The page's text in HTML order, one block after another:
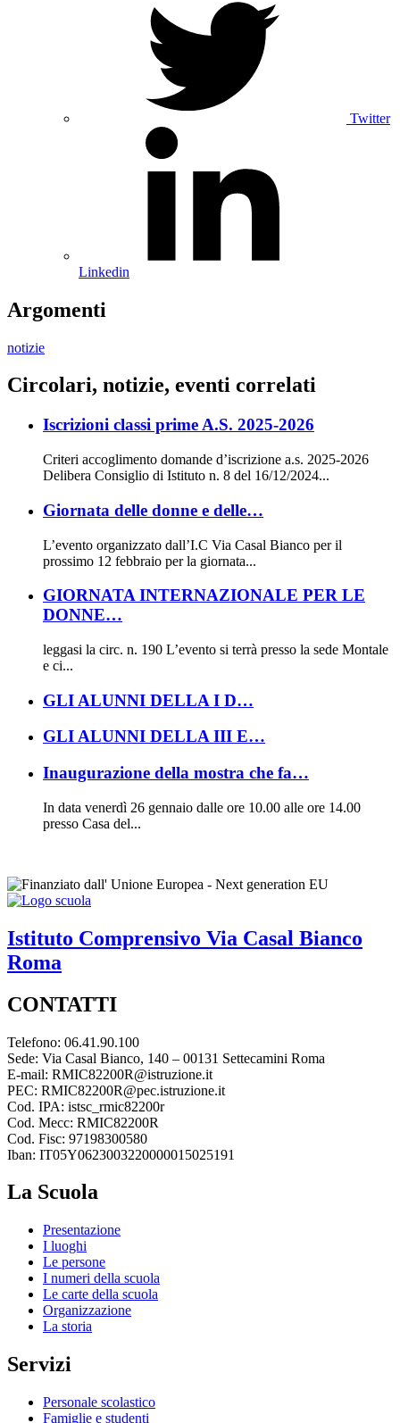
Twitter
Linkedin
Argomenti
notizie
Circolari, notizie, eventi correlati
Iscrizioni classi prime A.S. 2025-2026
Criteri accoglimento domande d’iscrizione a.s. 2025-2026
Delibera Consiglio di Istituto n. 8 del 16/12/2024...
Giornata delle donne e delle…
L’evento organizzato dall’I.C Via Casal Bianco per il
prossimo 12 febbraio per la giornata...
GIORNATA INTERNAZIONALE PER LE
DONNE…
leggasi la circ. n. 190 L’evento si terrà presso la sede Montale
e ci...
GLI ALUNNI DELLA I D…
GLI ALUNNI DELLA III E…
Inaugurazione della mostra che fa…
In data venerdì 26 gennaio dalle ore 10.00 alle ore 14.00
presso Casa del...
Istituto Comprensivo Via Casal Bianco
Roma
CONTATTI
Telefono: 06.41.90.100
Sede: Via Casal Bianco, 140 – 00131 Settecamini Roma
E-mail: RMIC82200R@istruzione.it
PEC: RMIC82200R@pec.istruzione.it
Cod. IPA: istsc_rmic82200r
Cod. Mecc: RMIC82200R
Cod. Fisc: 97198300580
Iban: IT05Y0623003220000015025191
La Scuola
Presentazione
I luoghi
Le persone
I numeri della scuola
Le carte della scuola
Organizzazione
La storia
Servizi
Personale scolastico
Famiglie e studenti